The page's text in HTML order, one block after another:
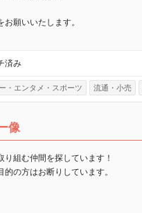
願いいたします。
済み
・エンタメ・スポーツ 流通・小売
像
組む仲間を探しています！
の方はお断りしています。